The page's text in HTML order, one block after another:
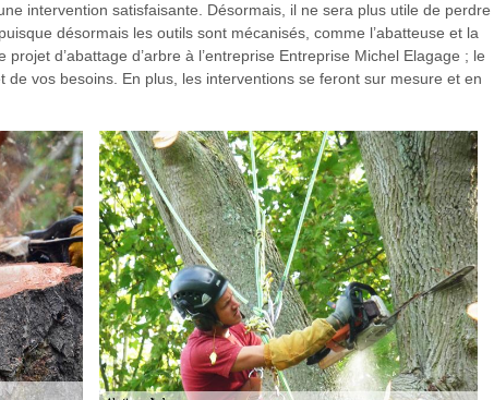
intervention satisfaisante. Désormais, il ne sera plus utile de perdre
désormais les outils sont mécanisés, comme l’abatteuse et la
d’abattage d’arbre à l’entreprise Entreprise Michel Elagage ; le
vos besoins. En plus, les interventions se feront sur mesure et en